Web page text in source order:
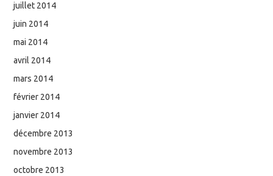
juillet 2014
juin 2014
mai 2014
avril 2014
mars 2014
février 2014
janvier 2014
décembre 2013
novembre 2013
octobre 2013